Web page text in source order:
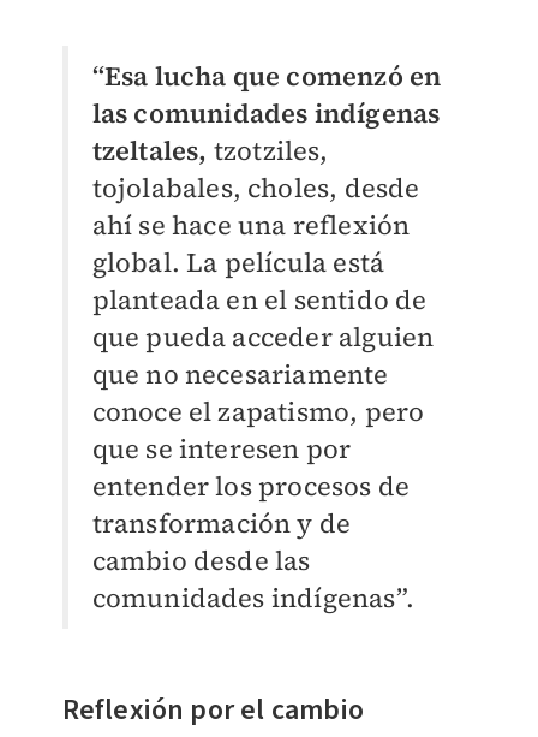
“Esa lucha que comenzó en
las comunidades indígenas
tzeltales, tzotziles,
tojolabales, choles, desde
ahí se hace una reflexión
global. La película está
planteada en el sentido de
que pueda acceder alguien
que no necesariamente
conoce el zapatismo, pero
que se interesen por
entender los procesos de
transformación y de
cambio desde las
comunidades indígenas”.
Reflexión por el cambio